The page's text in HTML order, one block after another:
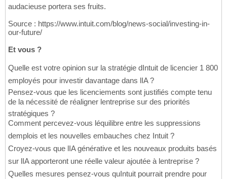
audacieuse portera ses fruits.
Source : https://www.intuit.com/blog/news-social/investing-in-
our-future/
Et vous ?
Quelle est votre opinion sur la stratégie dIntuit de licencier 1 800
employés pour investir davantage dans lIA ?
Pensez-vous que les licenciements sont justifiés compte tenu
de la nécessité de réaligner lentreprise sur des priorités
stratégiques ?
Comment percevez-vous léquilibre entre les suppressions
demplois et les nouvelles embauches chez Intuit ?
Croyez-vous que lIA générative et les nouveaux produits basés
sur lIA apporteront une réelle valeur ajoutée à lentreprise ?
Quelles mesures pensez-vous quIntuit pourrait prendre pour